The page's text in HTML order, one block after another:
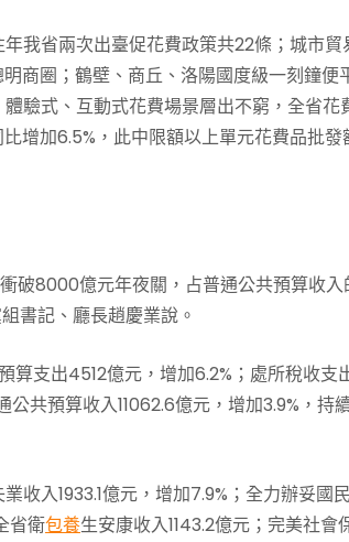
我省兩次出臺促花費政策共22條；城市貿
商圈；鶴壁、商丘、洛陽國度級一刻鐘便
驗式、互動式花費場景層出不窮，全省花
增加6.5%，此中限額以上單元花費品批發
破8000億元年夜關，占普通公共預算收入
書記、廳長趙慶業說。
算支出4512億元，增加6.2%；處所稅收支
共預算收入11062.6億元，增加3.9%，持
收入1933.1億元，增加7.9%；全力辦妥國民
省衛包養生安康收入1143.2億元；完美社會